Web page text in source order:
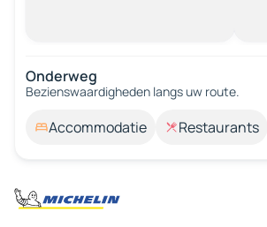
Onderweg
Bezienswaardigheden langs uw route.
Accommodatie Restaurants